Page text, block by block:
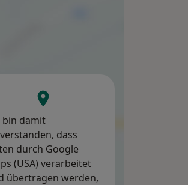
Di,
Aug 12 Aug
bin damit
dass
durch Google
(USA) verarbeitet
übertragen werden,